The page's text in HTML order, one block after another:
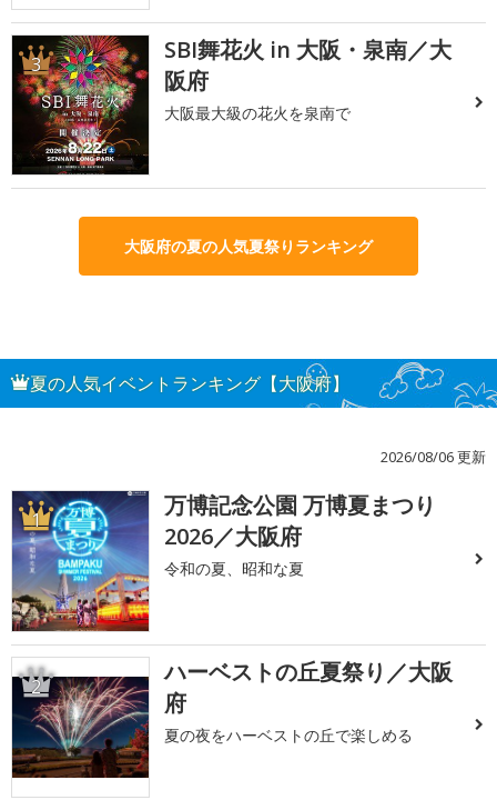
3
SBI舞花火 in 大阪・泉南／大
阪府
大阪最大級の花火を泉南で
大阪府の夏の人気夏祭りランキング
夏の人気イベントランキング【大阪府】
2026/08/06 更新
1
万博記念公園 万博夏まつり
2026／大阪府
令和の夏、昭和な夏
2
ハーベストの丘夏祭り／大阪
府
夏の夜をハーベストの丘で楽しめる